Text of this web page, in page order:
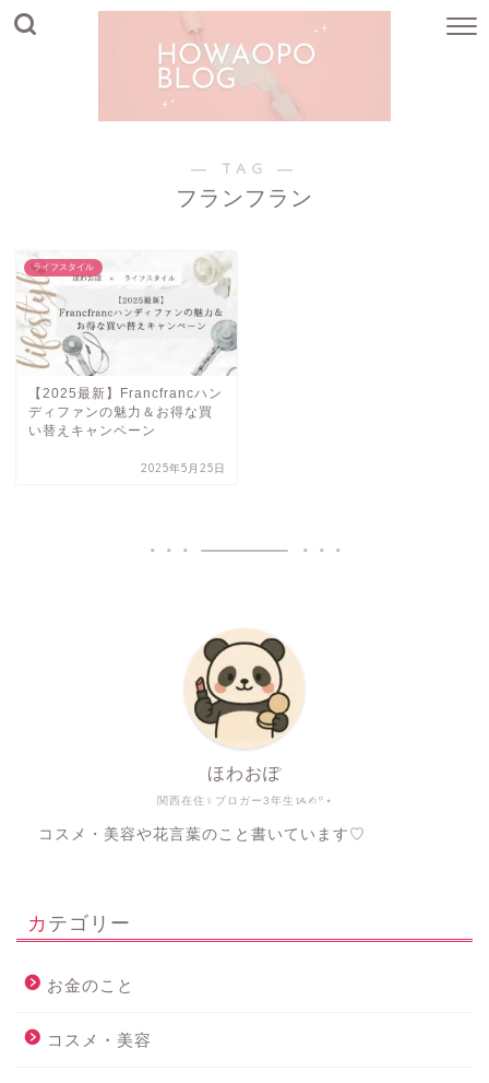
― TAG ―
フランフラン
ライフスタイル
【2025最新】Francfrancハン
ディファンの魅力＆お得な買
い替えキャンペーン
2025年5月25日
関西在住♀ブロガー3年生ᝰ✍︎꙳⋆
ほわおぽ
コスメ・美容や花言葉のこと書いています♡
カテゴリー
お金のこと
コスメ・美容